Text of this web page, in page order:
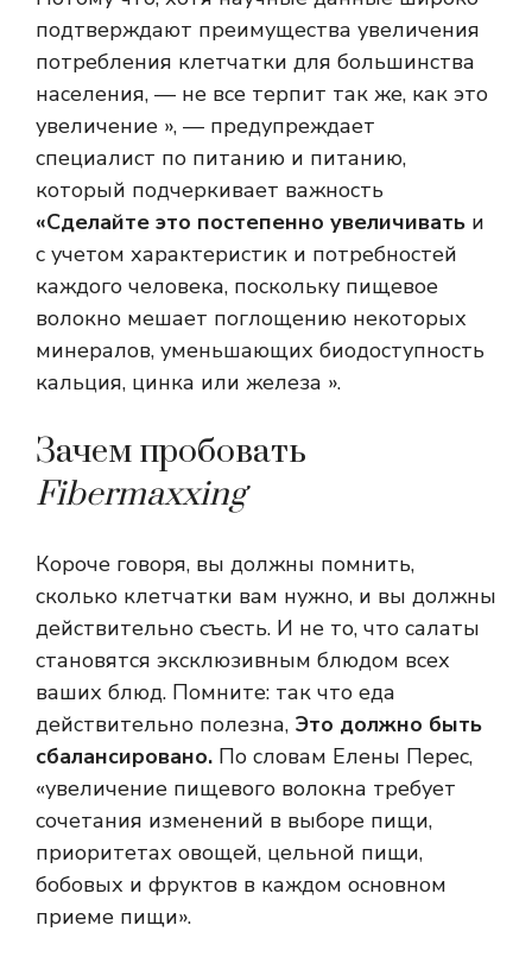
подтверждают преимущества увеличения
потребления клетчатки для большинства
населения, — не все терпит так же, как это
увеличение », — предупреждает
специалист по питанию и питанию,
который подчеркивает важность
«Сделайте это постепенно увеличивать и
с учетом характеристик и потребностей
каждого человека, поскольку пищевое
волокно мешает поглощению некоторых
минералов, уменьшающих биодоступность
кальция, цинка или железа ».
Зачем пробовать
Fibermaxxing
Короче говоря, вы должны помнить,
сколько клетчатки вам нужно, и вы должны
действительно съесть. И не то, что салаты
становятся эксклюзивным блюдом всех
ваших блюд. Помните: так что еда
действительно полезна, Это должно быть
сбалансировано. По словам Елены Перес,
«увеличение пищевого волокна требует
сочетания изменений в выборе пищи,
приоритетах овощей, цельной пищи,
бобовых и фруктов в каждом основном
приеме пищи».